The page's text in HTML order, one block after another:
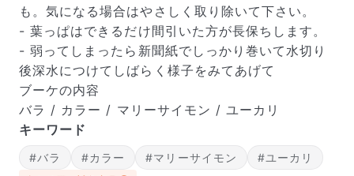
届いたお花に元気がなかったら？
もし届いたお花に「枯れている」「折れている」などの
不備があった場合は、些細なことでもお気軽にサポート
までご連絡ください。ご返金にて補償いたします。
も。気になる場合はやさしく取り除いて下さい。
- 葉っぱはできるだけ間引いた方が長保ちします。
- 弱ってしまったら新聞紙でしっかり巻いて水切り
後深水につけてしばらく様子をみてあげて
ブーケの内容
バラ / カラー / マリーサイモン / ユーカリ
キーワード
#バラ #カラー #マリーサイモン #ユーカリ